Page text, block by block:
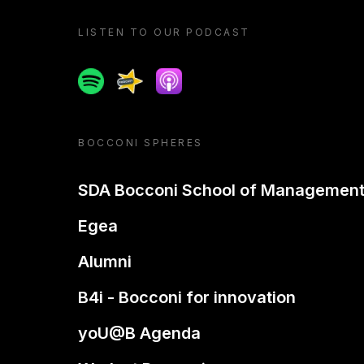
LISTEN TO OUR PODCAST
SpotifySpreakerApple podcast
BOCCONI SPHERES
SDA Bocconi School of Management
Egea
Alumni
B4i - Bocconi for innovation
yoU@B Agenda